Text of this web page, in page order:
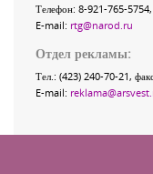
Телефон: 8-921-765-5754,
E-mail: rtg@narod.ru
Отдел рекламы:
Тел.: (423) 240-70-21,
E-mail: